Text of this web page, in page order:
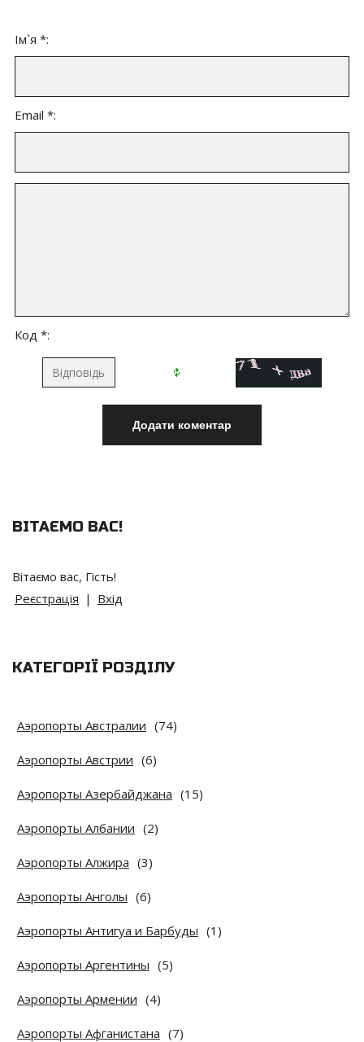
Ім`я *:
Email *:
Код *:
ВІТАЄМО ВАС!
Вітаємо вас, Гість!
Реєстрація | Вхід
КАТЕГОРІЇ РОЗДІЛУ
Аэропорты Австралии (74)
Аэропорты Австрии (6)
Аэропорты Азербайджана (15)
Аэропорты Албании (2)
Аэропорты Алжира (3)
Аэропорты Анголы (6)
Аэропорты Антигуа и Барбуды (1)
Аэропорты Аргентины (5)
Аэропорты Армении (4)
Аэропорты Афганистана (7)